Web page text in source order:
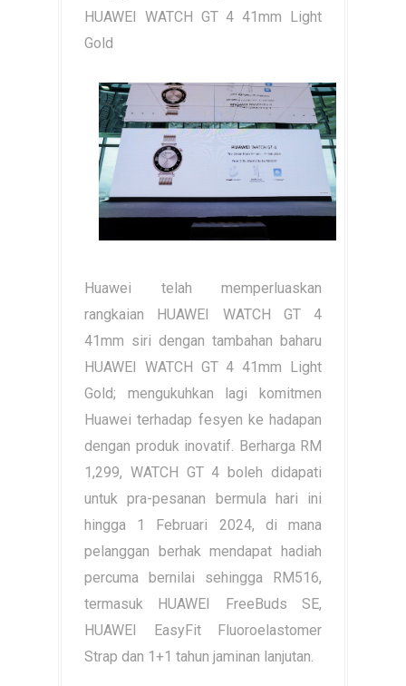
HUAWEI WATCH GT 4 41mm Light
Gold
Huawei telah memperluaskan
rangkaian HUAWEI WATCH GT 4
41mm siri dengan tambahan baharu
HUAWEI WATCH GT 4 41mm Light
Gold; mengukuhkan lagi komitmen
Huawei terhadap fesyen ke hadapan
dengan produk inovatif. Berharga RM
1,299, WATCH GT 4 boleh didapati
untuk pra-pesanan bermula hari ini
hingga 1 Februari 2024, di mana
pelanggan berhak mendapat hadiah
percuma bernilai sehingga RM516,
termasuk HUAWEI FreeBuds SE,
HUAWEI EasyFit Fluoroelastomer
Strap dan 1+1 tahun jaminan lanjutan.